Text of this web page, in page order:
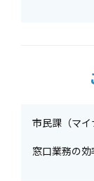
市民課（マイ
窓口業務の